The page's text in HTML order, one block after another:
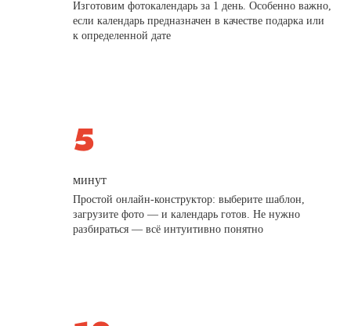
Изготовим фотокалендарь за 1 день. Особенно важно,
если календарь предназначен в качестве подарка или
к определенной дате
минут
Простой онлайн-конструктор: выберите шаблон,
загрузите фото — и календарь готов. Не нужно
разбираться — всё интуитивно понятно